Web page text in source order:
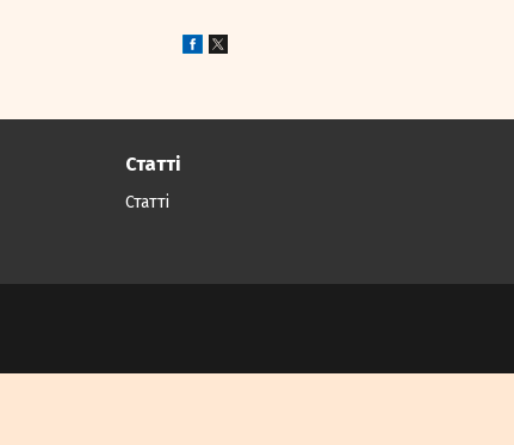
Статті
Статті